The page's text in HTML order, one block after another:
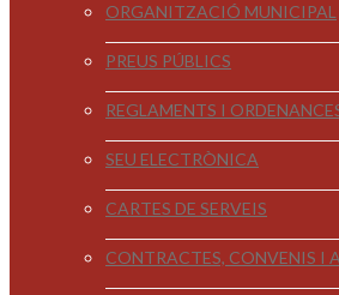
ORGANITZACIÓ MUNICIPAL
PREUS PÚBLICS
REGLAMENTS I
SEU ELECTRÒNICA
CARTES DE SERVEIS
CONTRACTES, CONVENIS I